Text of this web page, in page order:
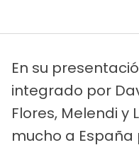
En su
integrado por
Flores, Melendi y
mucho a